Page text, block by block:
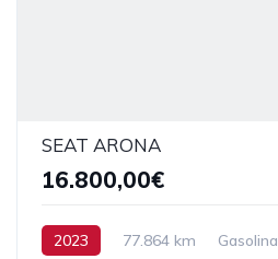
SEAT ARONA
16.800,00€
2023 77.864 km Gasolina